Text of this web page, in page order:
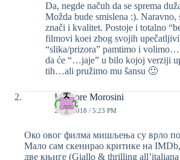
Da, negde načuh da se sprema
Možda bude smislena :). Naravno,
znači i kvalitet. Postoje i totalno
filmovi koei zbog svojih
“slika/prizora” pamtimo i
da će “…jaje” u bilo kojoj verziji
tih…ali pružimo mu šansu 🙂
Ispettore Morosini
22/05/2018 / 5:23 PM
Око овог филма мишљења су врло
Мало сам скенирао критике на
две књиге (Giallo & thrilling